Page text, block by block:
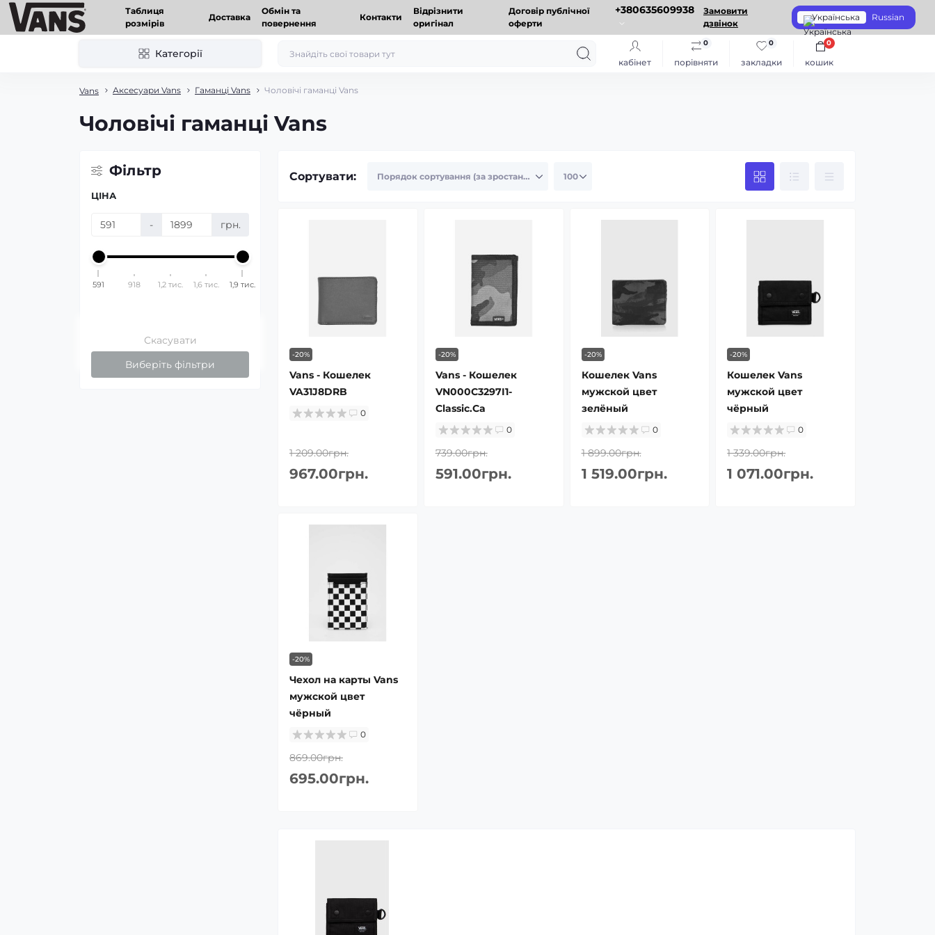
Таблиця
розмірів
Доставка
Обмін та
повернення
Контакти
Відрізнити
оригінал
Договір публічної
оферти
+380635609938
Замовити
дзвінок
Українська Russian
Категорії
кабінет порівняти
0
закладки
0
кошик
0
Vans Аксесуари Vans Гаманці Vans Чоловічі гаманці Vans
Чоловічі гаманці Vans
Фільтр
ЦІНА
- грн.
591 918 1,2 тис. 1,6 тис. 1,9 тис.
Скасувати
Виберіть фільтри
Сортувати:
-20%
Vans - Кошелек
VA31J8DRB
0
1 209.00грн.
967.00грн.
-20%
Vans - Кошелек
VN000C3297I1-
Classic.Ca
0
739.00грн.
591.00грн.
-20%
Кошелек Vans
мужской цвет
зелёный
0
1 899.00грн.
1 519.00грн.
-20%
Кошелек Vans
мужской цвет
чёрный
0
1 339.00грн.
1 071.00грн.
-20%
Чехол на карты Vans
мужской цвет
чёрный
0
869.00грн.
695.00грн.